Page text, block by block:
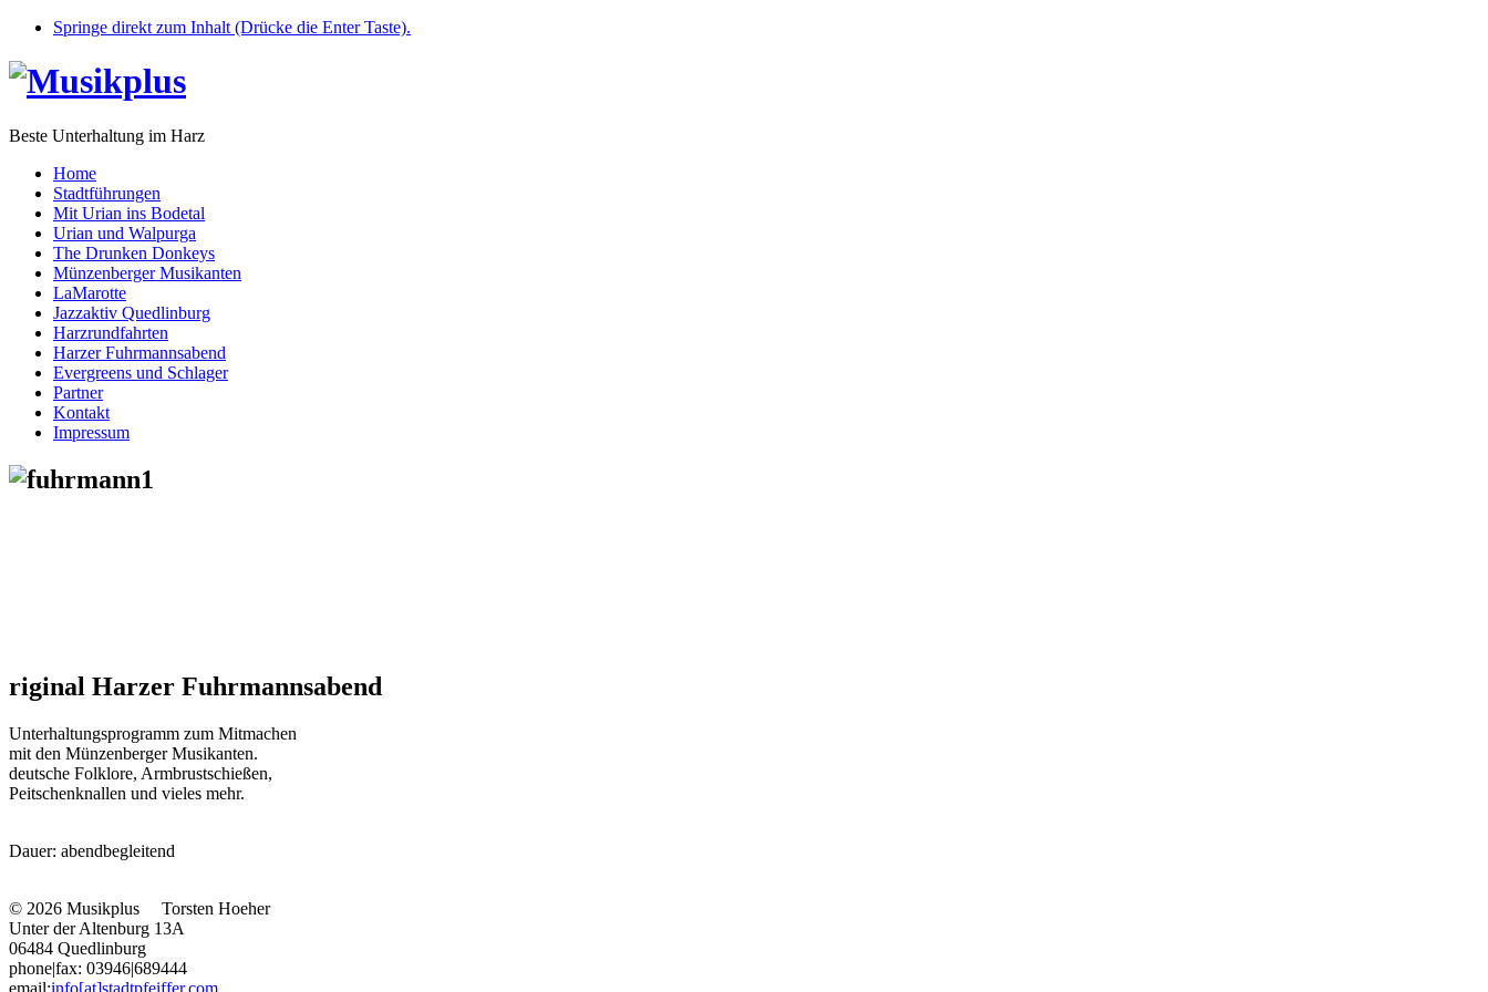
Springe direkt zum Inhalt (Drücke die Enter Taste).
Beste Unterhaltung im Harz
Home
Stadtführungen
Mit Urian ins Bodetal
Urian und Walpurga
The Drunken Donkeys
Münzenberger Musikanten
LaMarotte
Jazzaktiv Quedlinburg
Harzrundfahrten
Harzer Fuhrmannsabend
Evergreens und Schlager
Partner
Kontakt
Impressum
riginal Harzer Fuhrmannsabend
Unterhaltungsprogramm zum Mitmachen
mit den Münzenberger Musikanten.
deutsche Folklore, Armbrustschießen,
Peitschenknallen und vieles mehr.
Dauer: abendbegleitend
© 2026 Musikplus
Torsten Hoeher
Unter der Altenburg 13A
06484 Quedlinburg
phone|fax: 03946|689444